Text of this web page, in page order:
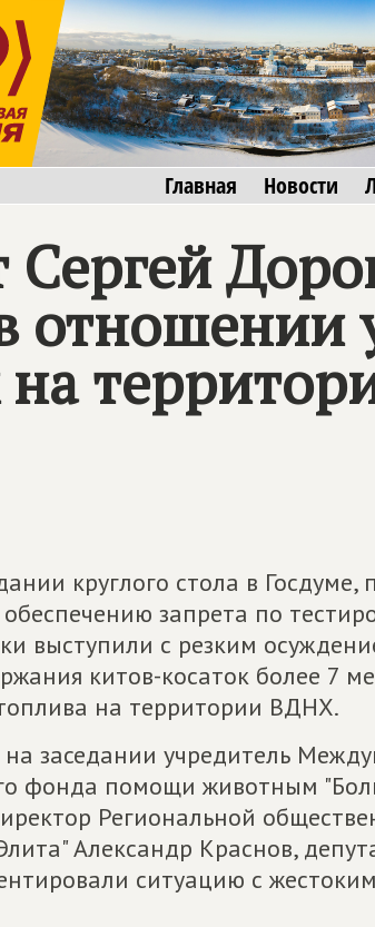
Главная Новости
Сергей
отношении
на
круглого стола в
запрета по
выступили с резким
китов-косаток более 7
на территории ВДНХ.
заседании учредитель
фонда помощи животным
Региональной
Александр Краснов,
ситуацию с